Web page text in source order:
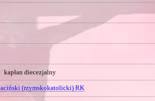
kapłan diecezjalny
(rzymskokatolicki) RK